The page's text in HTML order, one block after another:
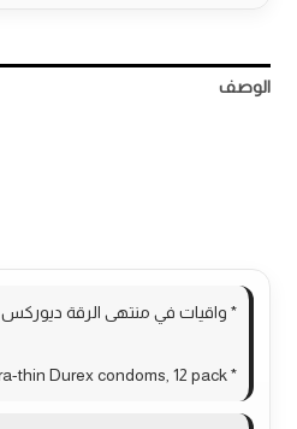
الوصف
* واقيات في منتهى الرقة ديوركس 12 واقي ULTRA
* Ultra-thin Durex condoms, 12 pack